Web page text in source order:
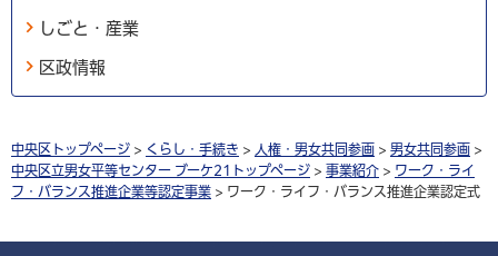
しごと・産業
区政情報
中央区トップページ > くらし・手続き > 人権・男女共同参画 > 男女共同参画 >
中央区立男女平等センター ブーケ21トップページ > 事業紹介 > ワーク・ライ
フ・バランス推進企業等認定事業 > ワーク・ライフ・バランス推進企業認定式